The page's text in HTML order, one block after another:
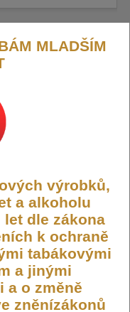
hlava
0,4 ohmů
MLADŠÍM
výrobků,
a alkoholu
dle zákona
k ochraně
tabákovými
a jinými
a o změně
zněnízákonů